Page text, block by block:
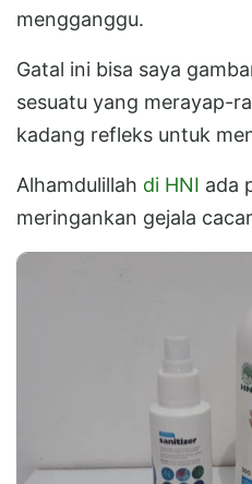
mengganggu.
Gatal ini bisa saya
sesuatu yang merayap-
kadang refleks untuk
Alhamdulillah di HNI ada
meringankan gejala